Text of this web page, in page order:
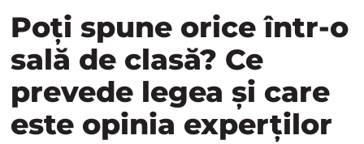
Poți spune orice într-o
sală de clasă? Ce
prevede legea și care
este opinia experților